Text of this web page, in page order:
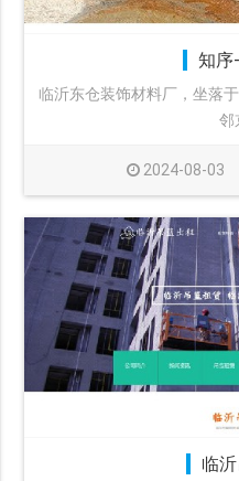
知序
临沂东仓装饰材料厂，坐落
邻
2024-08-03
临